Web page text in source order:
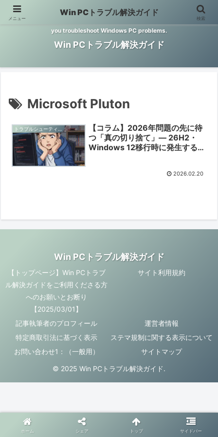
Windows PCのトラブル解決をお手伝いするサイトです。 This site helps
you troubleshoot Windows PC problems.
Win PCトラブル解決ガイド
Microsoft Pluton
【コラム】2026年問題の先に待
つ「真の切り捨て」— 26H2・
Windows 12移行時に発生するハ
2026.02.20
Win PCトラブル解決ガイド
【トップページ】Win PCトラブ
ル解決ガイドをご利用くださる方
へのお願いとお断り
【2025/03/01】
サイト利用規約
記事執筆者のプロフィール
運営者情報
特定商取引法に基づく表示
ステマ規制に関する表示について
お問い合わせ1：（一般用）
サイトマップ
© 2025 Win PCトラブル解決ガイド.
メニュー
Win PCトラブル解決ガイド
検索
ホーム シェア トップ サイドバー